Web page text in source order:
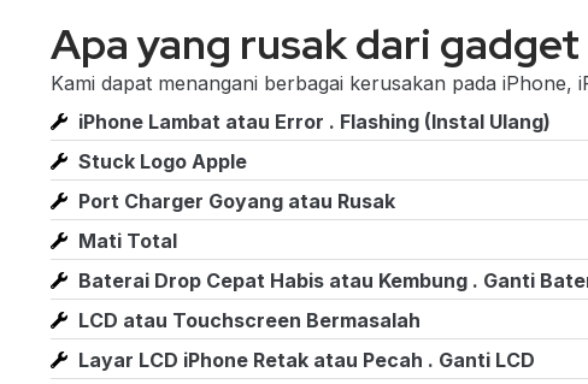
Apa yang rusak dari
Kami dapat menangani berbagai kerusakan pada
iPhone Lambat atau Error . Flashing (Instal Ulang)
Stuck Logo Apple
Port Charger Goyang atau Rusak
Mati Total
Baterai Drop Cepat Habis atau Kembung . Ganti
LCD atau Touchscreen Bermasalah
Layar LCD iPhone Retak atau Pecah . Ganti LCD